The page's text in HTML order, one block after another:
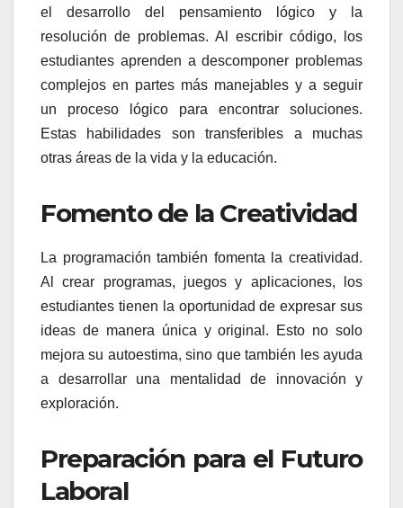
el desarrollo del pensamiento lógico y la
resolución de problemas. Al escribir código, los
estudiantes aprenden a descomponer problemas
complejos en partes más manejables y a seguir
un proceso lógico para encontrar soluciones.
Estas habilidades son transferibles a muchas
otras áreas de la vida y la educación.
Fomento de la Creatividad
La programación también fomenta la creatividad.
Al crear programas, juegos y aplicaciones, los
estudiantes tienen la oportunidad de expresar sus
ideas de manera única y original. Esto no solo
mejora su autoestima, sino que también les ayuda
a desarrollar una mentalidad de innovación y
exploración.
Preparación para el Futuro
Laboral